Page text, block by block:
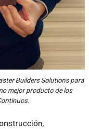
Builders Solutions para
mejor producto de los